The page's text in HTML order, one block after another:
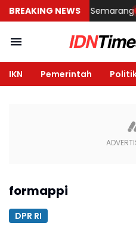
BREAKING NEWS
Rumah di Semarang
IKN Pemerintah
formappi
DPR RI